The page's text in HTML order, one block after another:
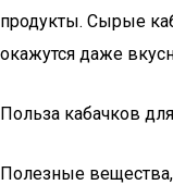
продукты. Сырые
окажутся даже
Польза кабачков
Полезные